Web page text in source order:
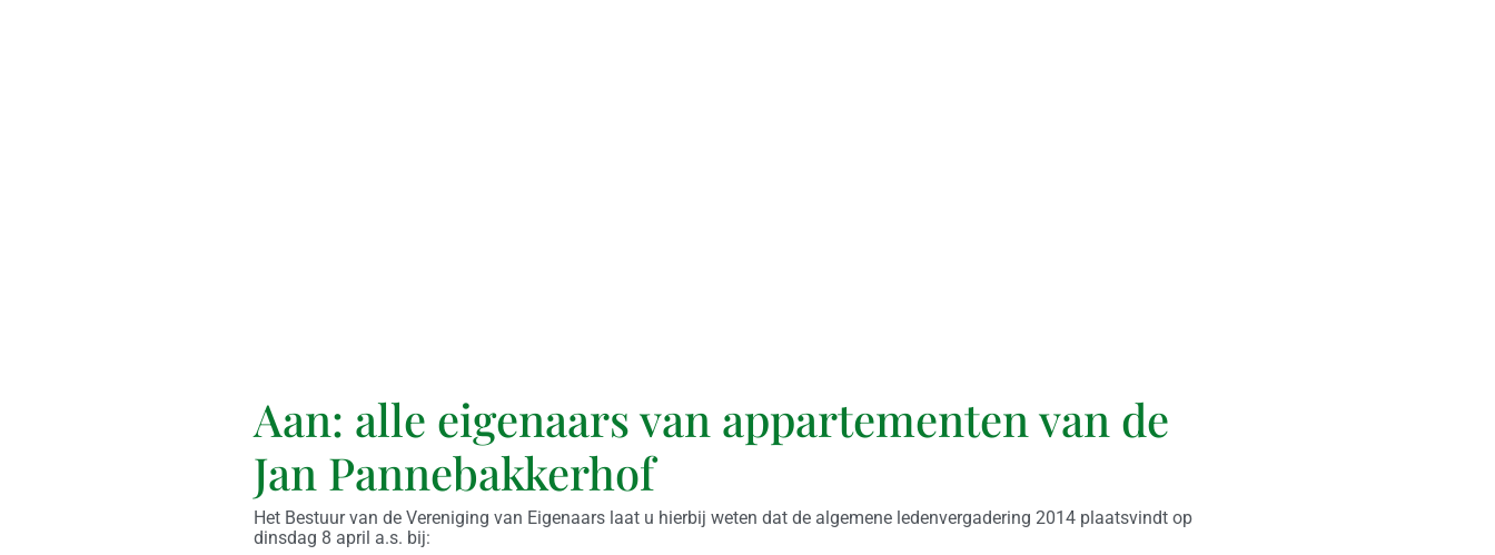
Aan: alle eigenaars van appartementen van de
Jan Pannebakkerhof
Het Bestuur van de Vereniging van Eigenaars laat u hierbij weten dat de algemene ledenvergadering 2014 plaatsvindt op
dinsdag 8 april a.s. bij: